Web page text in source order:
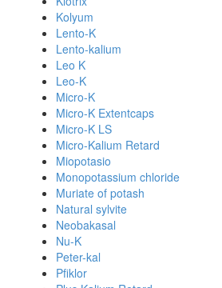
Kolyum
Lento-K
Lento-kalium
Leo K
Leo-K
Micro-K
Micro-K Extentcaps
Micro-K LS
Micro-Kalium Retard
Miopotasio
Monopotassium chloride
Muriate of potash
Natural sylvite
Neobakasal
Nu-K
Peter-kal
Pfiklor